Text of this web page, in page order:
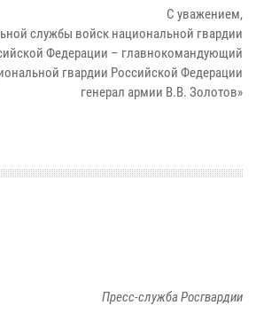
С уважением,
службы войск национальной гвардии
Федерации – главнокомандующий
гвардии Российской Федерации
генерал армии В.В. Золотов»
Пресс-служба Росгвардии